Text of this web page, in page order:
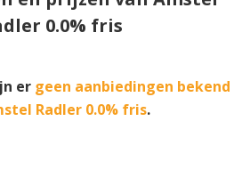
0.0% fris
er geen aanbiedingen bekend
Radler 0.0% fris.